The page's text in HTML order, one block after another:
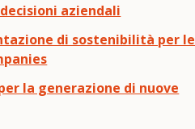
aziendali
di sostenibilità per le
la generazione di nuove